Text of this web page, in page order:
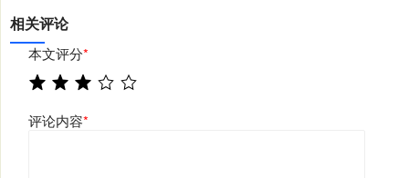
相关评论
本文评分*
评论内容*